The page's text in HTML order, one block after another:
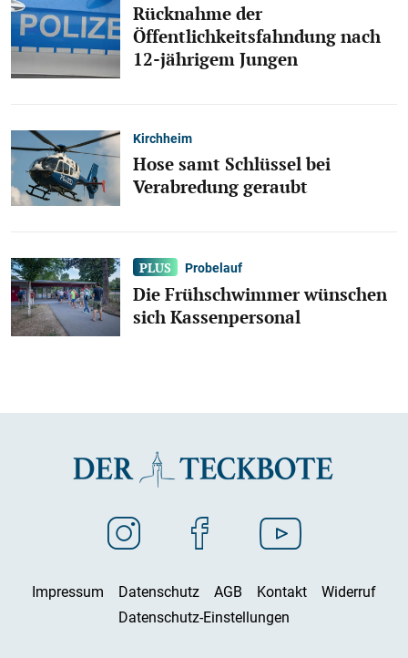
Rücknahme der
Öffentlichkeitsfahndung nach
12-jährigem Jungen
Kirchheim
Hose samt Schlüssel bei
Verabredung geraubt
Probelauf
Die Frühschwimmer wünschen
sich Kassenpersonal
Impressum Datenschutz AGB Kontakt
Widerruf
Datenschutz-Einstellungen